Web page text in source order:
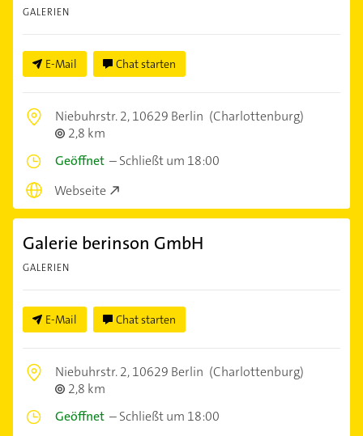
GALERIEN
E-Mail Chat starten
Niebuhrstr. 2,10629 Berlin (Charlottenburg)
2,8 km
Geöffnet –Schließt um 18:00
Webseite
Galerie berinson GmbH
GALERIEN
E-Mail Chat starten
Niebuhrstr. 2,10629 Berlin (Charlottenburg)
2,8 km
Geöffnet –Schließt um 18:00